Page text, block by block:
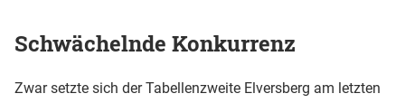
Schwächelnde Konkurrenz
Zwar setzte sich der Tabellenzweite Elversberg am letzten